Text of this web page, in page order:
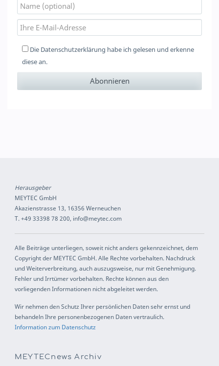
Die Datenschutzerklärung habe ich gelesen und erkenne
diese an.
Herausgeber
MEYTEC GmbH
Akazienstrasse 13, 16356 Werneuchen
T. +49 33398 78 200, info@meytec.com
Alle Beiträge unterliegen, soweit nicht anders gekennzeichnet, dem
Copyright der MEYTEC GmbH. Alle Rechte vorbehalten. Nachdruck
und Weiterverbreitung, auch auszugsweise, nur mit Genehmigung.
Fehler und Irrtümer vorbehalten. Rechte können aus den
vorliegenden Informationen nicht abgeleitet werden.
Wir nehmen den Schutz Ihrer persönlichen Daten sehr ernst und
behandeln Ihre personenbezogenen Daten vertraulich.
Information zum Datenschutz
MEYTECnews Archiv